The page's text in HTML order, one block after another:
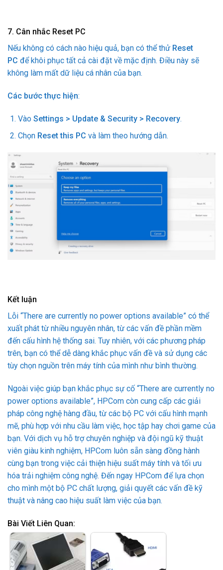
7. Cân nhắc Reset PC
Nếu không có cách nào hiệu quả, bạn có thể thử Reset
PC để khôi phục tất cả cài đặt về mặc định. Điều này sẽ
không làm mất dữ liệu cá nhân của bạn.
Các bước thực hiện:
Vào Settings > Update & Security > Recovery.
Chọn Reset this PC và làm theo hướng dẫn.
Kết luận
Lỗi “There are currently no power options available” có thể
xuất phát từ nhiều nguyên nhân, từ các vấn đề phần mềm
đến cấu hình hệ thống sai. Tuy nhiên, với các phương pháp
trên, bạn có thể dễ dàng khắc phục vấn đề và sử dụng các
tùy chọn nguồn trên máy tính của mình như bình thường.
Ngoài việc giúp bạn khắc phục sự cố “There are currently no
power options available”, HPCom còn cung cấp các giải
pháp công nghệ hàng đầu, từ các bộ PC với cấu hình mạnh
mẽ, phù hợp với nhu cầu làm việc, học tập hay chơi game của
bạn. Với dịch vụ hỗ trợ chuyên nghiệp và đội ngũ kỹ thuật
viên giàu kinh nghiệm, HPCom luôn sẵn sàng đồng hành
cùng bạn trong việc cải thiện hiệu suất máy tính và tối ưu
hóa trải nghiệm công nghệ. Đến ngay HPCom để lựa chọn
cho mình một bộ PC chất lượng, giải quyết các vấn đề kỹ
thuật và nâng cao hiệu suất làm việc của bạn.
Bài Viết Liên Quan: